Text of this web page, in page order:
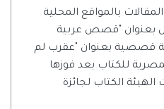
بالمواقع المحلية
بعنوان "قصص عربية
قصصية بعنوان "عقرب لم
للكتاب بعد فوزها
الكتاب لجائزة